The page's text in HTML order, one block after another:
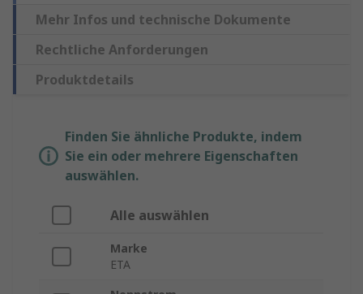
Mehr Infos und technische Dokumente
Rechtliche Anforderungen
Produktdetails
Finden Sie ähnliche Produkte, indem
Sie ein oder mehrere Eigenschaften
auswählen.
Alle auswählen
Marke
ETA